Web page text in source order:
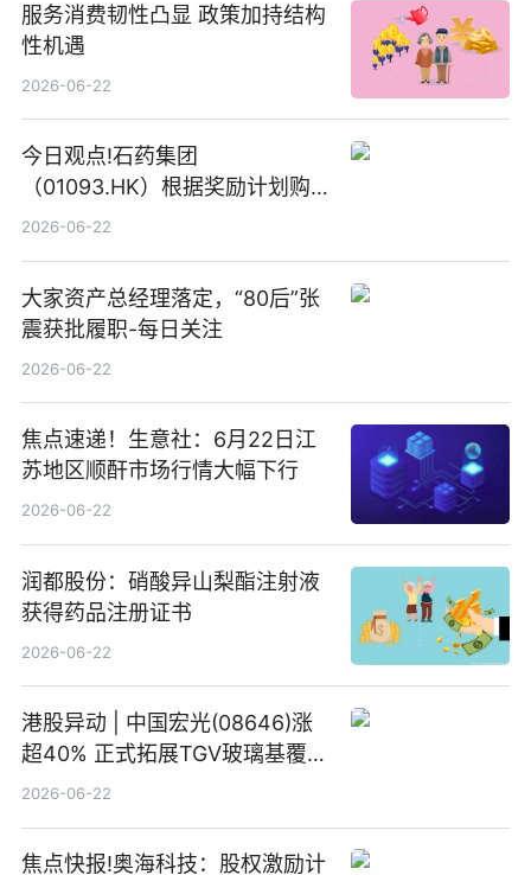
服务消费韧性凸显 政策加持结构
性机遇
2026-06-22
今日观点!石药集团
（01093.HK）根据奖励计划购
回580万股
2026-06-22
大家资产总经理落定，“80后”张
震获批履职-每日关注
2026-06-22
焦点速递！生意社：6月22日江
苏地区顺酐市场行情大幅下行
2026-06-22
润都股份：硝酸异山梨酯注射液
获得药品注册证书
2026-06-22
港股异动 | 中国宏光(08646)涨
超40% 正式拓展TGV玻璃基覆铜
板新材料业务
2026-06-22
焦点快报!奥海科技：股权激励计